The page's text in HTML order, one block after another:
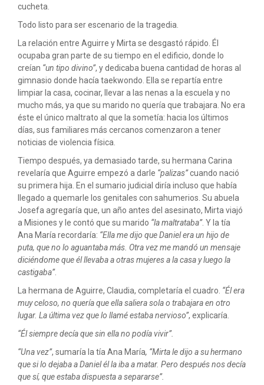
cucheta.
Todo listo para ser escenario de la tragedia.
La relación entre Aguirre y Mirta se desgastó rápido. Él
ocupaba gran parte de su tiempo en el edificio, donde lo
creían “un tipo divino”, y dedicaba buena cantidad de horas al
gimnasio donde hacía taekwondo. Ella se repartía entre
limpiar la casa, cocinar, llevar a las nenas a la escuela y no
mucho más, ya que su marido no quería que trabajara. No era
éste el único maltrato al que la sometía: hacia los últimos
días, sus familiares más cercanos comenzaron a tener
noticias de violencia física.
Tiempo después, ya demasiado tarde, su hermana Carina
revelaría que Aguirre empezó a darle “palizas”cuando nació
su primera hija. En el sumario judicial diría incluso que había
llegado a quemarle los genitales con sahumerios. Su abuela
Josefa agregaría que, un año antes del asesinato, Mirta viajó
a Misiones y le contó que su marido “la maltrataba”. Y la tía
Ana María recordaría: “Ella me dijo que Daniel era un hijo de
puta, que no lo aguantaba más. Otra vez me mandó un mensaje
diciéndome que él llevaba a otras mujeres a la casa y luego la
castigaba”.
La hermana de Aguirre, Claudia, completaría el cuadro. “Él era
muy celoso, no quería que ella saliera sola o trabajara en otro
lugar. La última vez que lo llamé estaba nervioso”, explicaría.
“Él siempre decía que sin ella no podía vivir”.
“Una vez”, sumaría la tía Ana María, “Mirta le dijo a su hermano
que si lo dejaba a Daniel él la iba a matar. Pero después nos decía
que sí, que estaba dispuesta a separarse”.